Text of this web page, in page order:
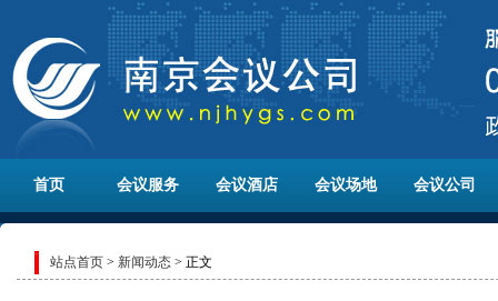
首页 会议服务 会议酒店 会议场地 会议公司
站点首页 > 新闻动态 > 正文